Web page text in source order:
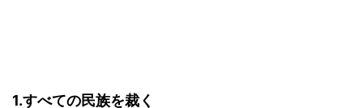
1.すべての民族を裁く